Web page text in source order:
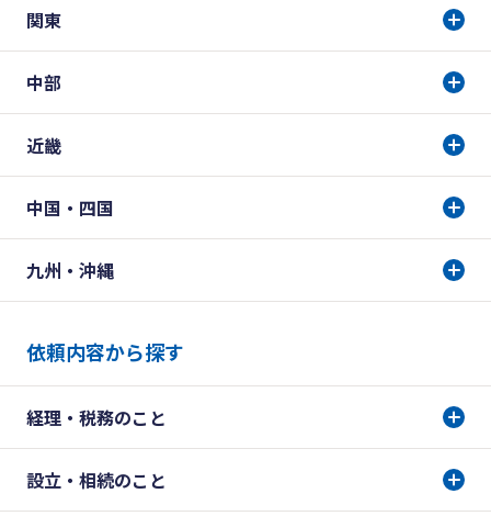
関東
中部
近畿
中国・四国
九州・沖縄
依頼内容から探す
経理・税務のこと
設立・相続のこと